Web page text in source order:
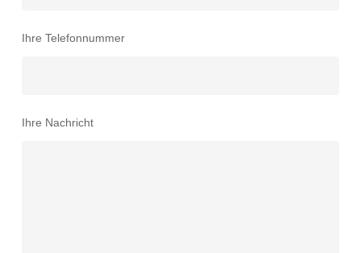
Ihre Telefonnummer
Ihre Nachricht